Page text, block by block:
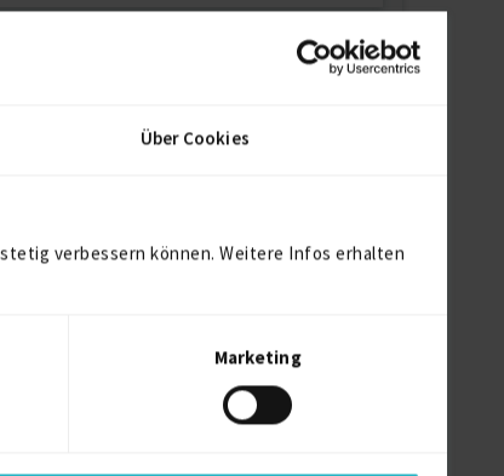
Über Cookies
verbessern können. Weitere Infos erhalten
Marketing
Projekte für Freiberufler
Projekte für Freiberufler
Software Projekte für Freiberufler